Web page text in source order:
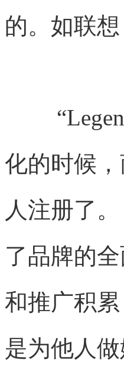
的。如联
化的时候
人注册了
了品牌的
和推广积
是为他人